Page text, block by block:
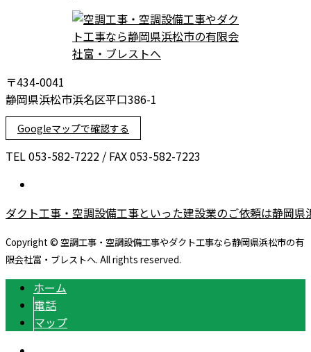
〒434-0041
静岡県浜松市浜名区平口386-1
Googleマップで確認する
TEL 053-582-7222 / FAX 053-582-7223
ダクト工事・空調設備工事といった建設業のご依頼は静岡
Copyright © 空調工事・空調設備工事やダクト工事なら静岡県浜松市の有
限会社富・ブレストへ. All rights reserved.
ホーム
電話
マップ